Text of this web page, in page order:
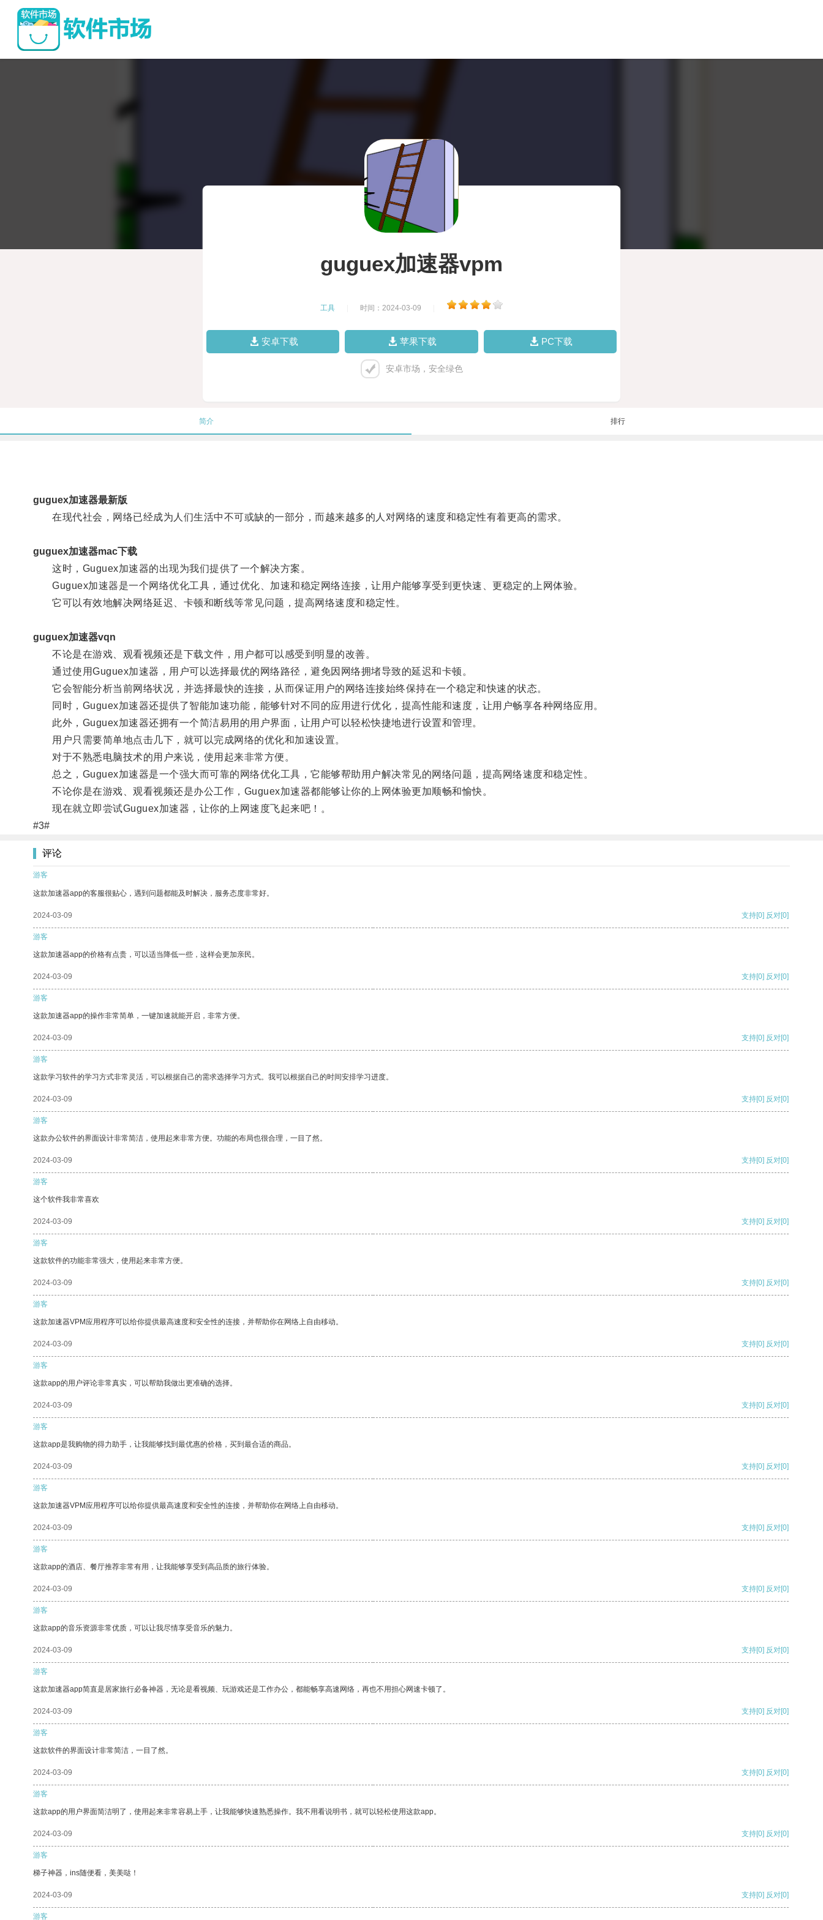
guguex加速器vpm
工具 时间：2024-03-09
安卓下载 苹果下载 PC下载
安卓市场，安全绿色
简介 排行
guguex加速器最新版
在现代社会，网络已经成为人们生活中不可或缺的一部分，而越来越多的人对网络的速度和稳定性有着更高的需求。
guguex加速器mac下载
这时，Guguex加速器的出现为我们提供了一个解决方案。
Guguex加速器是一个网络优化工具，通过优化、加速和稳定网络连接，让用户能够享受到更快速、更稳定的上网体验。
它可以有效地解决网络延迟、卡顿和断线等常见问题，提高网络速度和稳定性。
guguex加速器vqn
不论是在游戏、观看视频还是下载文件，用户都可以感受到明显的改善。
通过使用Guguex加速器，用户可以选择最优的网络路径，避免因网络拥堵导致的延迟和卡顿。
它会智能分析当前网络状况，并选择最快的连接，从而保证用户的网络连接始终保持在一个稳定和快速的状态。
同时，Guguex加速器还提供了智能加速功能，能够针对不同的应用进行优化，提高性能和速度，让用户畅享各种网络应用。
此外，Guguex加速器还拥有一个简洁易用的用户界面，让用户可以轻松快捷地进行设置和管理。
用户只需要简单地点击几下，就可以完成网络的优化和加速设置。
对于不熟悉电脑技术的用户来说，使用起来非常方便。
总之，Guguex加速器是一个强大而可靠的网络优化工具，它能够帮助用户解决常见的网络问题，提高网络速度和稳定性。
不论你是在游戏、观看视频还是办公工作，Guguex加速器都能够让你的上网体验更加顺畅和愉快。
现在就立即尝试Guguex加速器，让你的上网速度飞起来吧！。
#3#
评论
游客
这款加速器app的客服很贴心，遇到问题都能及时解决，服务态度非常好。
2024-03-09 支持[0] 反对[0]
游客
这款加速器app的价格有点贵，可以适当降低一些，这样会更加亲民。
2024-03-09 支持[0] 反对[0]
游客
这款加速器app的操作非常简单，一键加速就能开启，非常方便。
2024-03-09 支持[0] 反对[0]
游客
这款学习软件的学习方式非常灵活，可以根据自己的需求选择学习方式。我可以根据自己的时间安排学习进度。
2024-03-09 支持[0] 反对[0]
游客
这款办公软件的界面设计非常简洁，使用起来非常方便。功能的布局也很合理，一目了然。
2024-03-09 支持[0] 反对[0]
游客
这个软件我非常喜欢
2024-03-09 支持[0] 反对[0]
游客
这款软件的功能非常强大，使用起来非常方便。
2024-03-09 支持[0] 反对[0]
游客
这款加速器VPM应用程序可以给你提供最高速度和安全性的连接，并帮助你在网络上自由移动。
2024-03-09 支持[0] 反对[0]
游客
这款app的用户评论非常真实，可以帮助我做出更准确的选择。
2024-03-09 支持[0] 反对[0]
游客
这款app是我购物的得力助手，让我能够找到最优惠的价格，买到最合适的商品。
2024-03-09 支持[0] 反对[0]
游客
这款加速器VPM应用程序可以给你提供最高速度和安全性的连接，并帮助你在网络上自由移动。
2024-03-09 支持[0] 反对[0]
游客
这款app的酒店、餐厅推荐非常有用，让我能够享受到高品质的旅行体验。
2024-03-09 支持[0] 反对[0]
游客
这款app的音乐资源非常优质，可以让我尽情享受音乐的魅力。
2024-03-09 支持[0] 反对[0]
游客
这款加速器app简直是居家旅行必备神器，无论是看视频、玩游戏还是工作办公，都能畅享高速网络，再也不用担心网速卡顿了。
2024-03-09 支持[0] 反对[0]
游客
这款软件的界面设计非常简洁，一目了然。
2024-03-09 支持[0] 反对[0]
游客
这款app的用户界面简洁明了，使用起来非常容易上手，让我能够快速熟悉操作。我不用看说明书，就可以轻松使用这款app。
2024-03-09 支持[0] 反对[0]
游客
梯子神器，ins随便看，美美哒！
2024-03-09 支持[0] 反对[0]
游客